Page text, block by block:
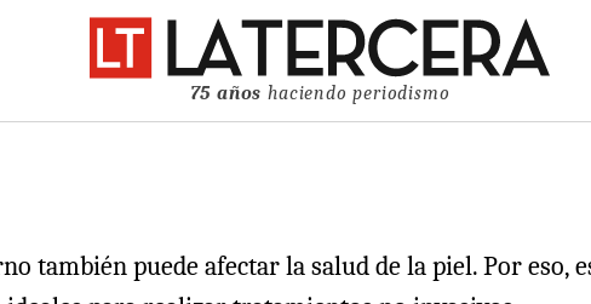
75 años haciendo periodismo
también puede afectar la salud de la piel. Por eso,